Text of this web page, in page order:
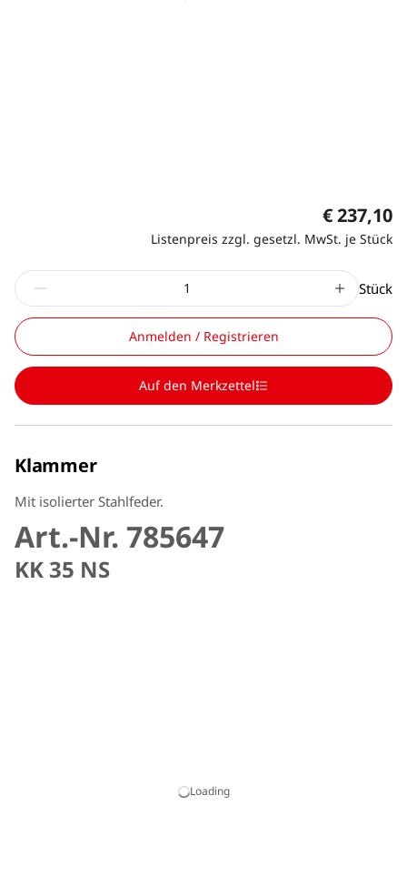
€ 237,10
Listenpreis zzgl. gesetzl. MwSt. je Stück
Stück
Anmelden / Registrieren
Auf den Merkzettel
Klammer
Mit isolierter Stahlfeder.
Art.-Nr. 785647
KK 35 NS
Loading